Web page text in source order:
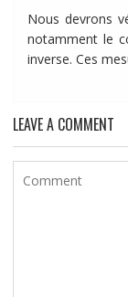
Nous devrons
notamment le
inverse. Ces
LEAVE A COMMENT